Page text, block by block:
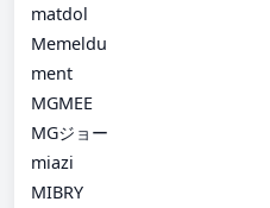
matdol
Memeldu
ment
MGMEE
MGジョー
miazi
MIBRY